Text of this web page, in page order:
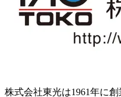
株式会社東光は1961年に